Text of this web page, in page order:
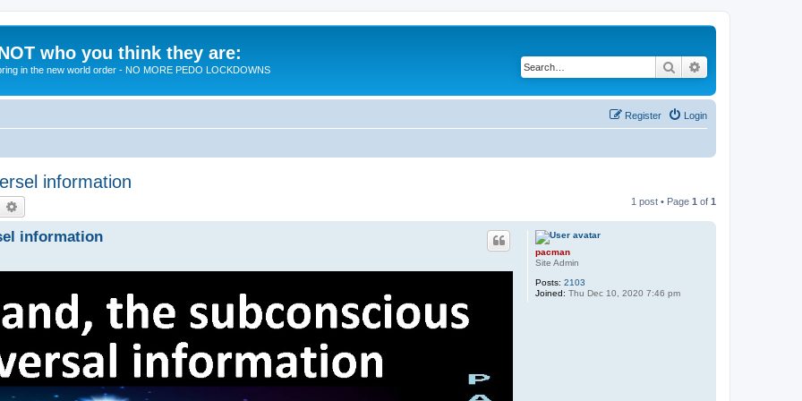
who you think they are:
in the new world order - NO MORE PEDO LOCKDOWNS Search
Login
Register
information
Search 1 post • Page 1 of 1
pacman
Site Admin
Posts: 2103
Joined: Thu Dec 10, 2020 7:46 pm
information